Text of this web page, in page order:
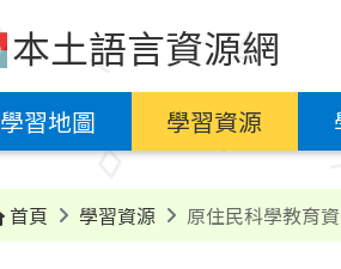
本土語言資源網
學習地圖 學習資源
首頁 學習資源 原住民科學教育